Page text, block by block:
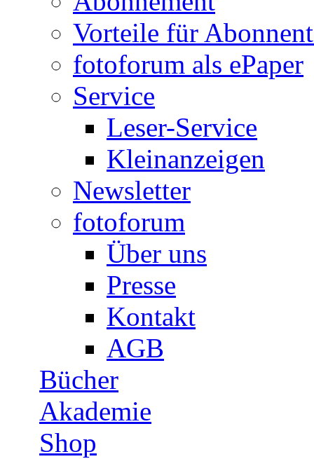
Vorteile für
fotoforum als ePaper
Service
Leser-Service
Kleinanzeigen
Newsletter
fotoforum
Über uns
Presse
Kontakt
AGB
Bücher
Akademie
Shop